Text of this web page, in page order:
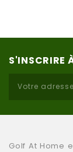
S'INSCRIRE
Golf At Home